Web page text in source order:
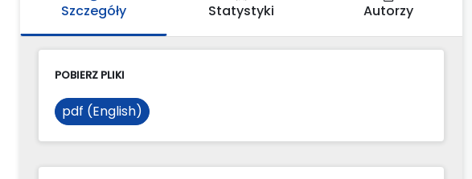
Szczegóły Statystyki Autorzy
POBIERZ PLIKI
pdf (English)